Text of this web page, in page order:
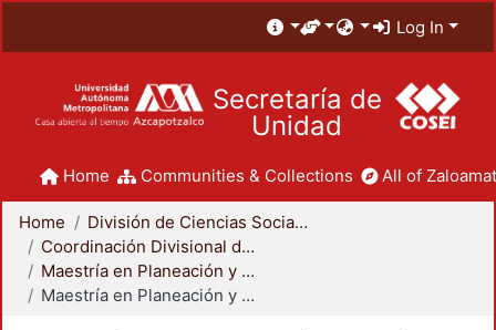
Log In
Secretaría de
Unidad
Home Communities & Collections All of
Home
División de Ciencias Sociales y Humanidades
Coordinación Divisional de Posgrado
Maestría en Planeación y Políticas Metropolitanas
Maestría en Planeación y Políticas Metropolitanas